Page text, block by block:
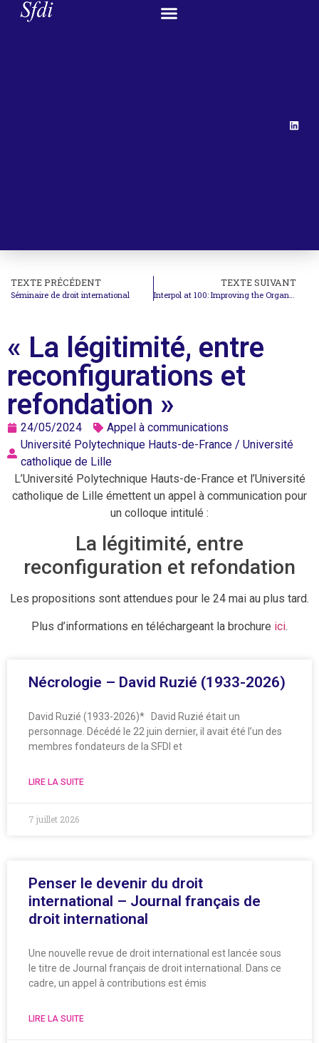
TEXTE PRÉCÉDENT
Séminaire de droit international
TEXTE SUIVANT
Interpol at 100: Improving the Organization’s Legal Framework
« La légitimité, entre
reconfigurations et
refondation »
24/05/2024
Appel à communications
Université Polytechnique Hauts-de-France / Université
catholique de Lille
L’Université Polytechnique Hauts-de-France et l’Université
catholique de Lille émettent un appel à communication pour
un colloque intitulé :
La légitimité, entre
reconfiguration et refondation
Les propositions sont attendues pour le 24 mai au plus tard.
Plus d’informations en téléchargeant la brochure ici.
Nécrologie – David Ruzié (1933-2026)
David Ruzié (1933-2026)* David Ruzié était un
personnage. Décédé le 22 juin dernier, il avait été l’un des
membres fondateurs de la SFDI et
LIRE LA SUITE
7 juillet 2026
Penser le devenir du droit
international – Journal français de
droit international
Une nouvelle revue de droit international est lancée sous
le titre de Journal français de droit international. Dans ce
cadre, un appel à contributions est émis
LIRE LA SUITE